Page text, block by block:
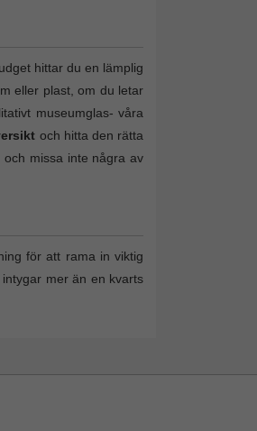
hittar du en lämplig
eller plast, om du letar
museumglas- våra
och hitta den rätta
och missa inte några av
för att rama in viktig
mer än en kvarts